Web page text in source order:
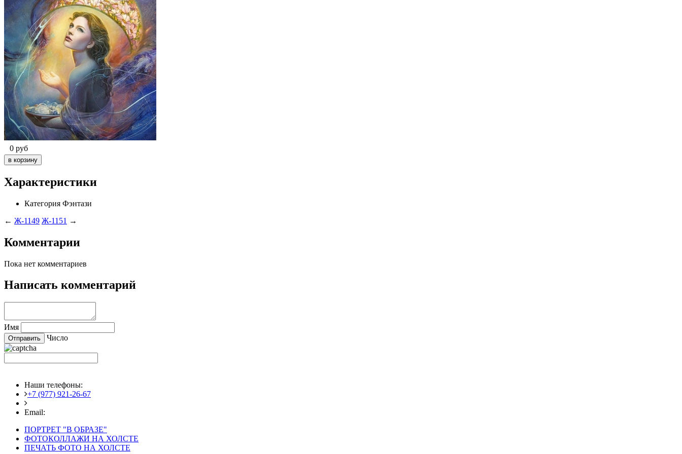
0 руб
Характеристики
Категория Фэнтази
← Ж-1149 Ж-1151 →
Комментарии
Пока нет комментариев
Написать комментарий
Имя
Число
Наши телефоны:
+7 (977) 921-26-67
Email:
ПОРТРЕТ "В ОБРАЗЕ"
ФОТОКОЛЛАЖИ НА ХОЛСТЕ
ПЕЧАТЬ ФОТО НА ХОЛСТЕ